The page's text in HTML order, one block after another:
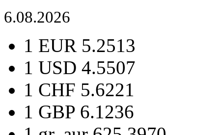
6.08.2026
1 EUR 5.2513
1 USD 4.5507
1 CHF 5.6221
1 GBP 6.1236